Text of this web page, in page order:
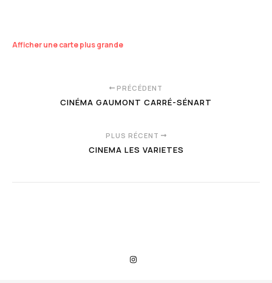
Afficher une carte plus grande
PRÉCÉDENT
CINÉMA GAUMONT CARRÉ-SÉNART
PLUS RÉCENT
CINEMA LES VARIETES